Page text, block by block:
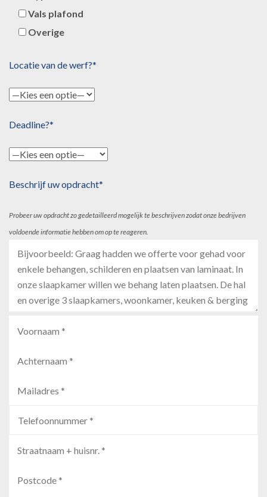
Vals plafond
Overige
Locatie van de werf?*
Deadline?*
Beschrijf uw opdracht*
Probeer uw opdracht zo gedetailleerd mogelijk te beschrijven zodat onze bedrijven
voldoende informatie hebben om op te reageren.